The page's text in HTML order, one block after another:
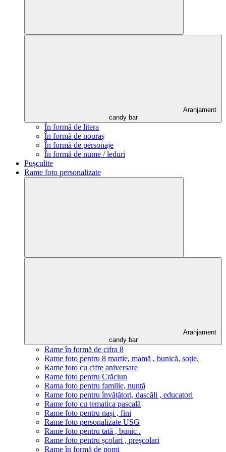
Aranjament
candy bar
În formă de litera
În formă de nouraș
În formă de personaje
În formă de nume / leduri
Pușculite
Rame foto personalizate
Aranjament
candy bar
Rame în formă de cifra 8
Rame foto pentru 8 martie, mamă , bunică, soție.
Rame foto cu cifre aniversare
Rame foto pentru Crăciun
Rama foto pentru familie, nuntă
Rame foto pentru învățători, dascăli , educatori
Rame foto cu tematica pascală
Rame foto pentru nași , fini
Rame foto personalizate USG
Rame foto pentru tată , bunic .
Rame foto pentru școlari , preșcolari
Rame în formă de pomi